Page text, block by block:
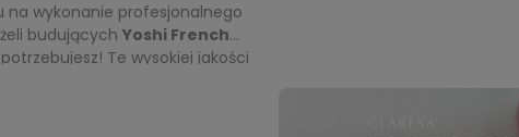
na wykonanie profesjonalnego
budujących Yoshi French
Te wysokiej jakości
z myślą o precyzji,